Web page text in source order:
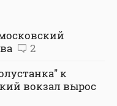
2
к
вокзал вырос